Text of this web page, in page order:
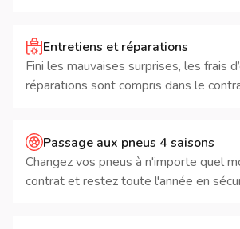
Entretiens et réparations
Fini les mauvaises surprises, les frais
réparations sont compris dans le
Passage aux pneus 4 saisons
Changez vos pneus à n'importe quel
contrat et restez toute l'année en